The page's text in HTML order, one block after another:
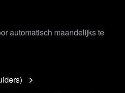
automatisch maandelijks te